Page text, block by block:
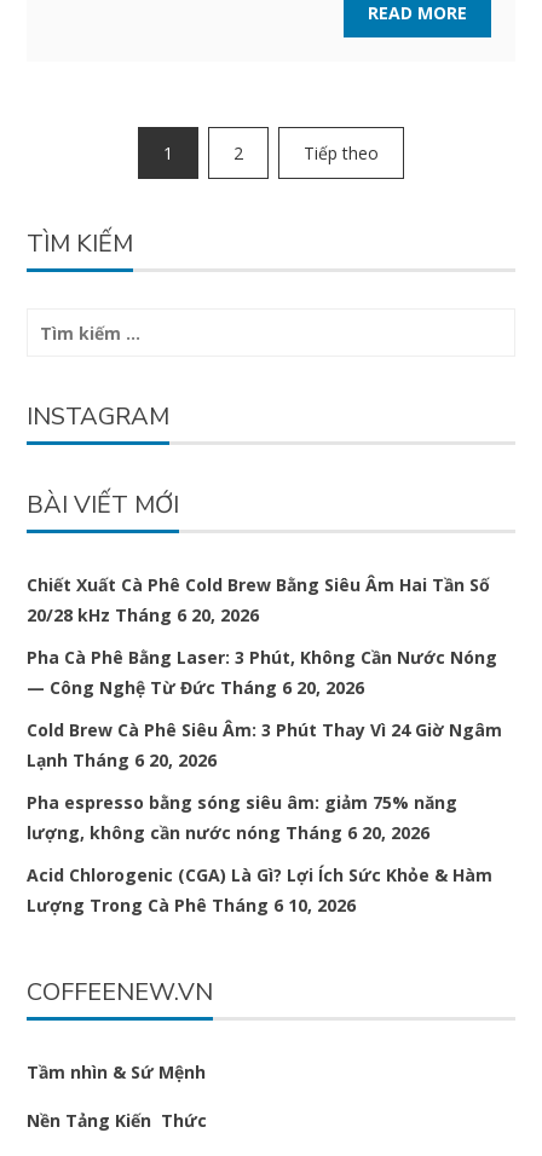
READ MORE
bài
viết
1 2 Tiếp theo
TÌM KIẾM
Tìm
INSTAGRAM
BÀI VIẾT MỚI
Chiết Xuất Cà Phê Cold Brew Bằng Siêu Âm Hai Tần Số
20/28 kHz Tháng 6 20, 2026
Pha Cà Phê Bằng Laser: 3 Phút, Không Cần Nước Nóng
— Công Nghệ Từ Đức Tháng 6 20, 2026
Cold Brew Cà Phê Siêu Âm: 3 Phút Thay Vì 24 Giờ Ngâm
Lạnh Tháng 6 20, 2026
Pha espresso bằng sóng siêu âm: giảm 75% năng
lượng, không cần nước nóng Tháng 6 20, 2026
Acid Chlorogenic (CGA) Là Gì? Lợi Ích Sức Khỏe & Hàm
Lượng Trong Cà Phê Tháng 6 10, 2026
COFFEENEW.VN
Tầm nhìn & Sứ Mệnh
Nền Tảng Kiến Thức